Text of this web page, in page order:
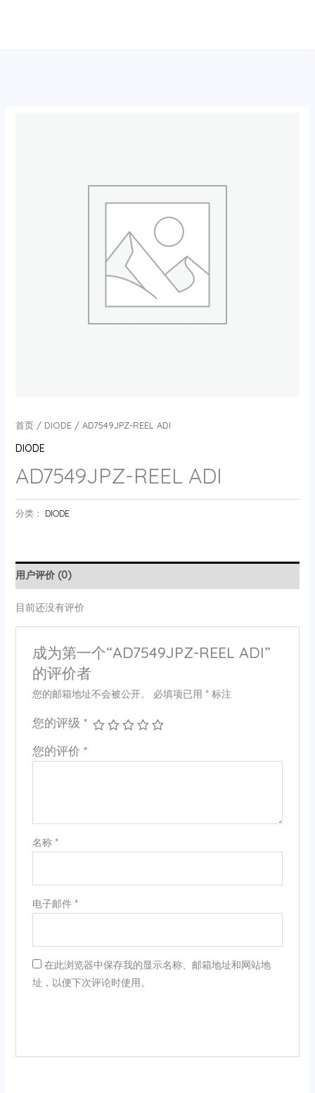
首页/ DIODE/ AD7549JPZ-REEL ADI
DIODE
AD7549JPZ-REEL ADI
分类： DIODE
用户评价 (0)
目前还没有评价
成为第一个“AD7549JPZ-REEL ADI”
的评价者
您的邮箱地址不会被公开。 必填项已用 *标注
您的评级 *
您的评价 *
名称 *
电子邮件 *
在此浏览器中保存我的显示名称、邮箱地址和网站地
址，以便下次评论时使用。